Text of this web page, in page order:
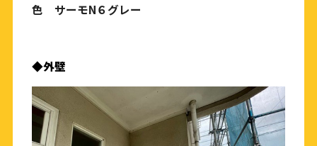
色 サーモN６グレー
◆外壁